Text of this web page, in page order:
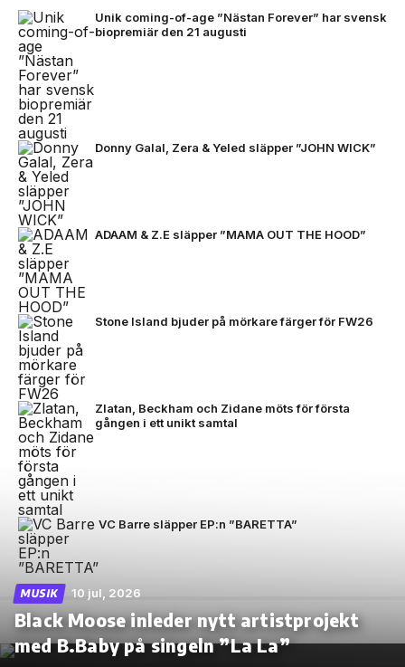
Unik coming-of-age ”Nästan Forever” har svensk
biopremiär den 21 augusti
Donny Galal, Zera & Yeled släpper ”JOHN WICK”
ADAAM & Z.E släpper ”MAMA OUT THE HOOD”
Stone Island bjuder på mörkare färger för FW26
Zlatan, Beckham och Zidane möts för första
gången i ett unikt samtal
VC Barre släpper EP:n ”BARETTA”
MUSIK 10 jul, 2026
Black Moose inleder nytt artistprojekt
med B.Baby på singeln ”La La”